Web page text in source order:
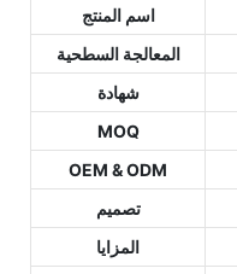
اسم المنتج
المعالجة السطحية
شهادة
MOQ
OEM & ODM
تصميم
المزايا